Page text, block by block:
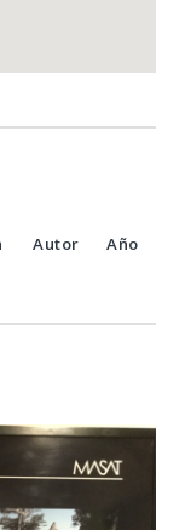
Autor Año